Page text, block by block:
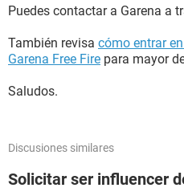
Puedes contactar a Garena a
También revisa cómo entrar
Garena Free Fire para mayor
Saludos.
Discusiones similares
Solicitar ser influencer